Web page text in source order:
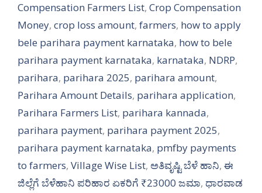
Compensation Farmers List, Crop Compensation
Money, crop loss amount, farmers, how to apply
bele parihara payment karnataka, how to bele
parihara payment karnataka, karnataka, NDRP,
parihara, parihara 2025, parihara amount,
Parihara Amount Details, parihara application,
Parihara Farmers List, parihara kannada,
parihara payment, parihara payment 2025,
parihara payment karnataka, pmfby payments
to farmers, Village Wise List, ಅತಿವೃಷ್ಟಿ ಬೆಳೆ ಹಾನಿ, ಈ
ಜಿಲ್ಲೆಗೆ ಬೆಳೆಹಾನಿ ಪರಿಹಾರ ಏಕರಿಗೆ ₹23000 ಜಮಾ, ಧಾರವಾಡ